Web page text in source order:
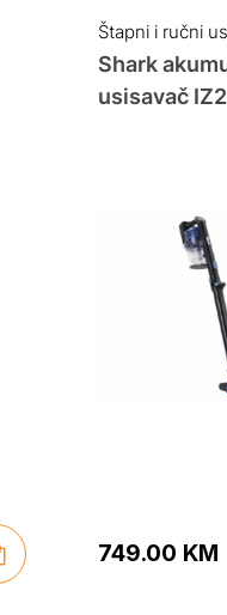
Štapni i ručni
Shark
usisavač
749.00 KM